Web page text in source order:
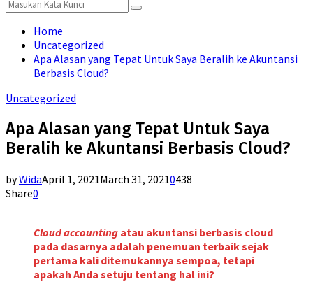
Search
for:
Search
Home
Uncategorized
Apa Alasan yang Tepat Untuk Saya Beralih ke Akuntansi
Berbasis Cloud?
Uncategorized
Apa Alasan yang Tepat Untuk Saya
Beralih ke Akuntansi Berbasis Cloud?
byWidaApril 1, 2021March 31, 20210438
Share0
Cloud accounting atau akuntansi berbasis cloud
pada dasarnya adalah penemuan terbaik sejak
pertama kali ditemukannya sempoa, tetapi
apakah Anda setuju tentang hal ini?